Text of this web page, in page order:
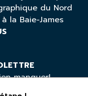
du Nord
la Baie-James
manquer!